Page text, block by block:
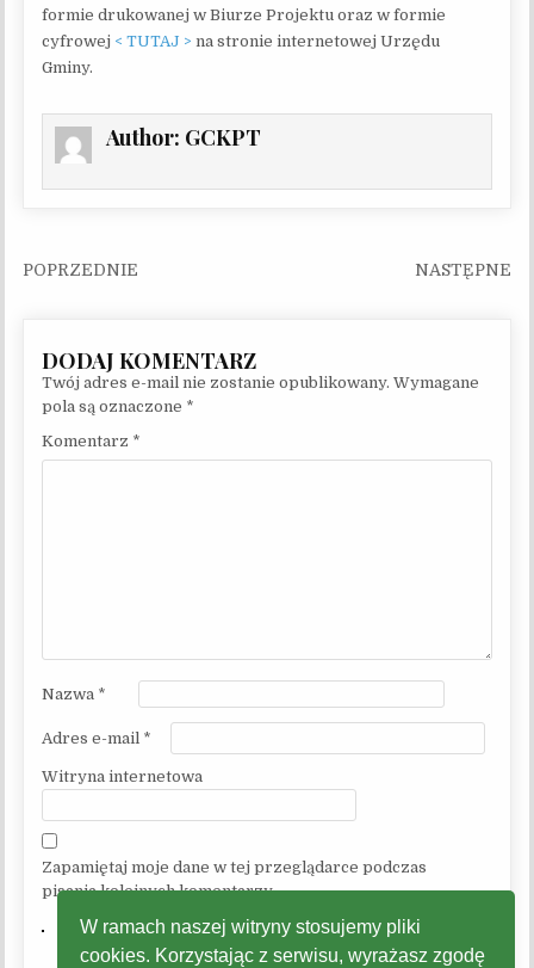
formie drukowanej w Biurze Projektu oraz w formie
cyfrowej < TUTAJ > na stronie internetowej Urzędu
Gminy.
Author: GCKPT
Nawigacja wpisu
Twój adres e-mail nie zostanie opublikowany. Wymagane
pola są oznaczone *
Komentarz *
Nazwa *
Adres e-mail *
Witryna internetowa
Zapamiętaj moje dane w tej przeglądarce podczas
pisania kolejnych komentarzy.
W ramach naszej witryny stosujemy pliki
cookies. Korzystając z serwisu, wyrażasz zgodę